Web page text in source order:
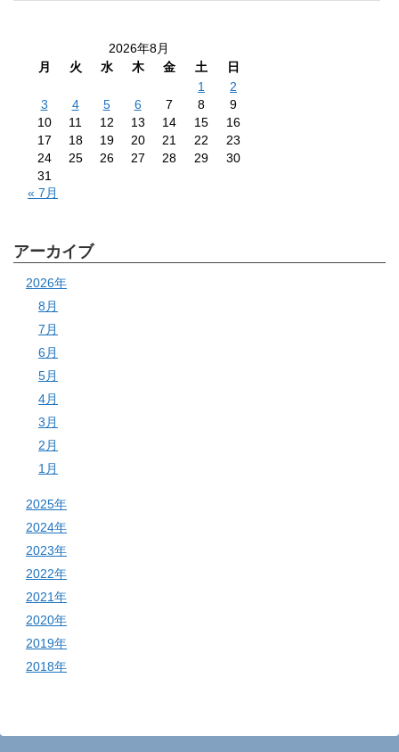
2026年8月
月
火 水 木 金 土
日
1
2
3
4 5 6 7 8
9
10
11 12 13 14 15
16
17
18 19 20 21 22
23
24
25 26 27 28 29
30
31
« 7月
アーカイブ
2026年
8月
7月
6月
5月
4月
3月
2月
1月
2025年
2024年
2023年
2022年
2021年
2020年
2019年
2018年